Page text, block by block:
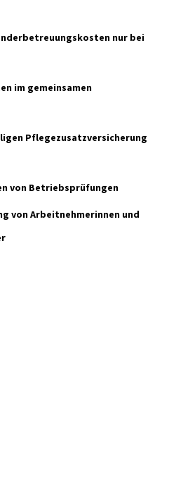
nur bei
im gemeinsamen
Pflegezusatzversicherung
von Betriebsprüfungen
von Arbeitnehmerinnen und